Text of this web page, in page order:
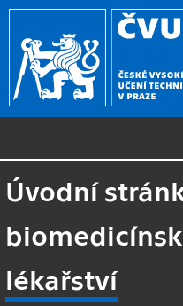
Úvodní
lékařství